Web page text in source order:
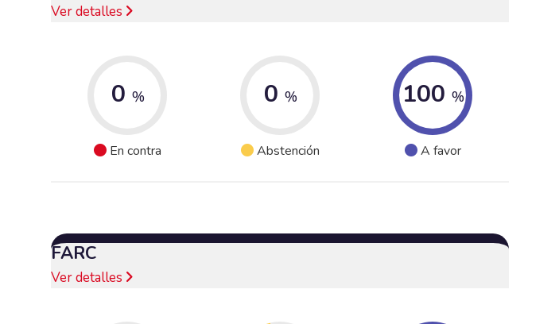
Ver detalles
0 %
En contra
0 %
Abstención
100 %
A favor
FARC
Ver detalles